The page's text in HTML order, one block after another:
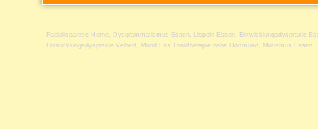
Facialisparese Herne Dysgrammatismus Essen Lispeln Essen
Entwicklungsdyspraxie
Entwicklungsdyspraxie Velbert
Mund Ess Trinktherapie nahe Dortmund Mutismus Essen